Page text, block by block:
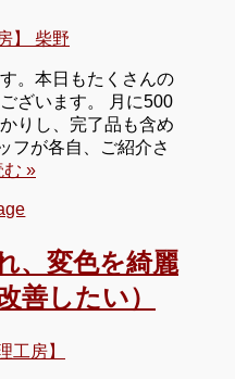
】 柴野
。本日もたくさんの
ざいます。 月に500
りし、完了品も含め
フが各自、ご紹介さ
む »
、変色を綺麗
善したい）
工房】